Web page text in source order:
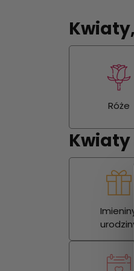
Róże
Kwiaty
Imieniny,
urodziny